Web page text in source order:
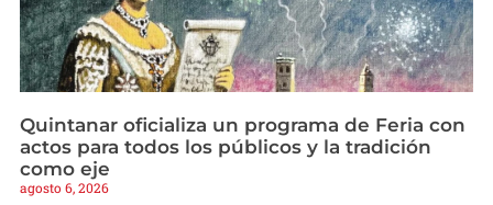
Quintanar oficializa un programa de Feria con
actos para todos los públicos y la tradición
como eje
agosto 6, 2026